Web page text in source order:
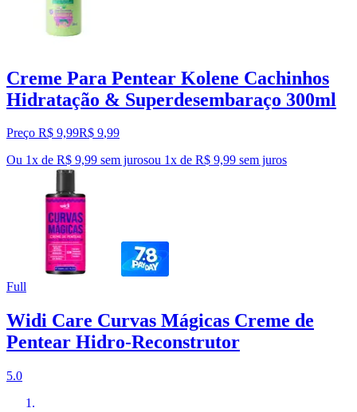
Creme Para Pentear Kolene Cachinhos
Hidratação & Superdesembaraço 300ml
Preço R$ 9,99R$ 9,99
Ou 1x de R$ 9,99 sem jurosou 1x de R$ 9,99 sem juros
Full
Widi Care Curvas Mágicas Creme de
Pentear Hidro-Reconstrutor
5.0